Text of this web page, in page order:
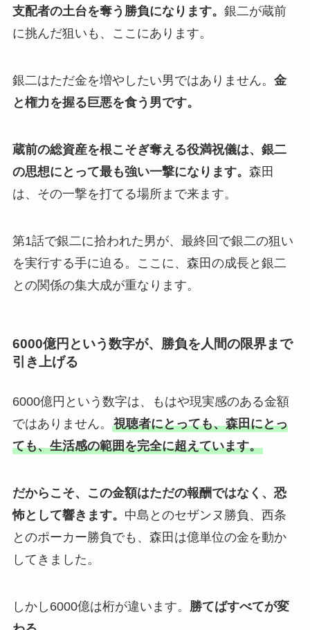
支配者の土台を奪う勝負になります。 銀二が蔵前
に挑んだ狙いも、ここにあります。
銀二はただ金を増やしたい男ではありません。 金
と権力を握る巨悪を食う男です。
蔵前の総資産を根こそぎ奪える役満祝儀は、銀二
の思想にとって最も強い一撃になります。 森田
は、その一撃を打てる場所まで来ます。
第1話で銀二に拾われた男が、最終回で銀二の狙い
を実行する手に迫る。ここに、森田の成長と銀二
との関係の集大成が重なります。
6000億円という数字が、勝負を人間の限界まで
引き上げる
6000億円という数字は、もはや現実感のある金額
ではありません。 視聴者にとっても、森田にとっ
ても、生活感の範囲を完全に超えています。
だからこそ、この金額はただの報酬ではなく、恐
怖として響きます。 中島とのセザンヌ勝負、西条
とのポーカー勝負でも、森田は億単位の金を動か
してきました。
しかし6000億は桁が違います。 勝てばすべてが変